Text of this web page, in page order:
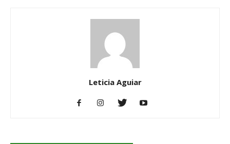
Leticia Aguiar